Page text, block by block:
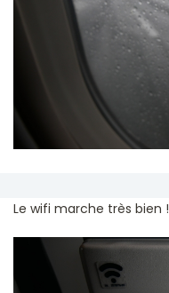
Le wifi marche très bien !